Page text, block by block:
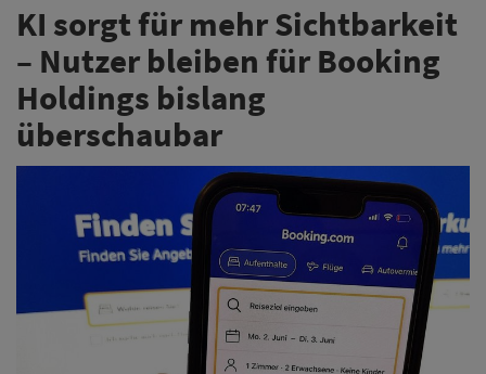
KI sorgt für mehr Sichtbarkeit
– Nutzer bleiben für Booking
Holdings bislang
überschaubar